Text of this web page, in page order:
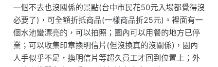
一個不去也沒關係的景點(台中市民花50元入場都覺得沒
必要了)，可全額折抵商品(一樣商品折25元)。裡面有一
個水池蠻漂亮的，可以拍照；園內可以用餐的地方已停
業；可以收集印章換明信片(但沒換真的沒關係)，園內
人手似乎不足，換明信片等超久員工才回到位置上；外